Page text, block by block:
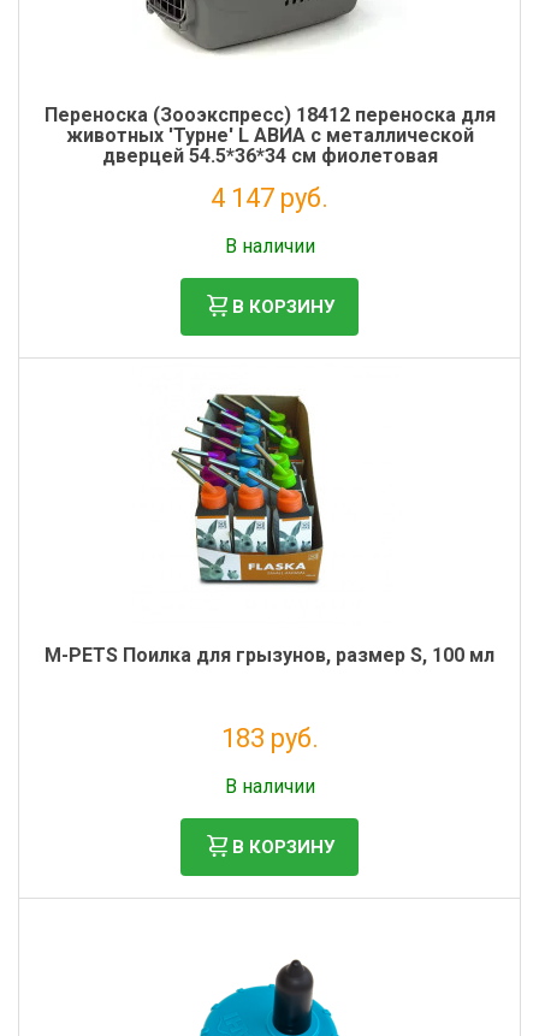
Переноска (Зооэкспресс) 18412 переноска для
животных 'Турне' L АВИА с металлической
дверцей 54.5*36*34 см фиолетовая
4 147 руб.
В наличии
В КОРЗИНУ
M-PETS Поилка для грызунов, размер S, 100 мл
183 руб.
В наличии
В КОРЗИНУ